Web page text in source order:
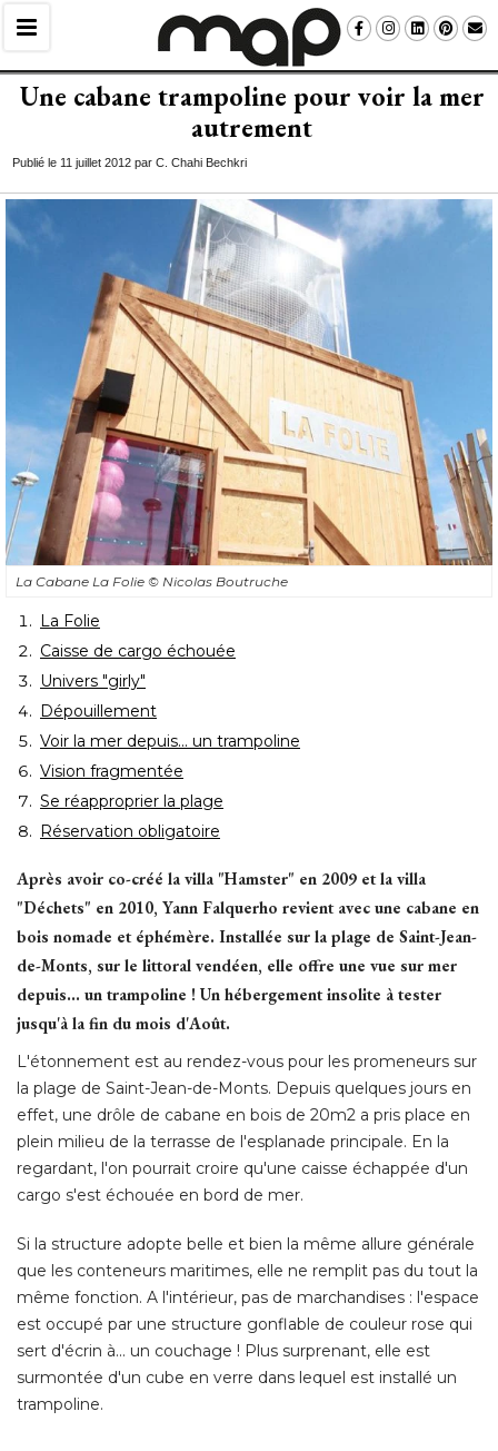
Une cabane trampoline pour voir la mer
autrement
Publié le 11 juillet 2012 par C. Chahi Bechkri
La Cabane La Folie © Nicolas Boutruche
La Folie
Caisse de cargo échouée
Univers "girly"
Dépouillement
Voir la mer depuis... un trampoline
Vision fragmentée
Se réapproprier la plage
Réservation obligatoire
Après avoir co-créé la villa "Hamster" en 2009 et la villa
"Déchets" en 2010, Yann Falquerho revient avec une cabane en
bois nomade et éphémère. Installée sur la plage de Saint-Jean-
de-Monts, sur le littoral vendéen, elle offre une vue sur mer
depuis... un trampoline ! Un hébergement insolite à tester
jusqu'à la fin du mois d'Août.
L'étonnement est au rendez-vous pour les promeneurs sur
la plage de Saint-Jean-de-Monts. Depuis quelques jours en
effet, une drôle de cabane en bois de 20m2 a pris place en
plein milieu de la terrasse de l'esplanade principale. En la
regardant, l'on pourrait croire qu'une caisse échappée d'un
cargo s'est échouée en bord de mer.
Si la structure adopte belle et bien la même allure générale
que les conteneurs maritimes, elle ne remplit pas du tout la
même fonction. A l'intérieur, pas de marchandises : l'espace
est occupé par une structure gonflable de couleur rose qui
sert d'écrin à... un couchage ! Plus surprenant, elle est
surmontée d'un cube en verre dans lequel est installé un
trampoline.